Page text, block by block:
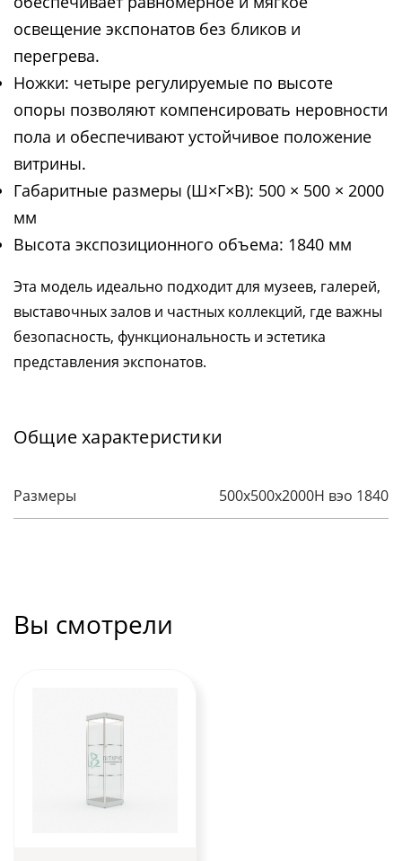
освещение экспонатов без бликов и
перегрева.
Ножки: четыре регулируемые по высоте
опоры позволяют компенсировать неровности
пола и обеспечивают устойчивое положение
витрины.
Габаритные размеры (Ш×Г×В): 500 × 500 × 2000
мм
Высота экспозиционного объема: 1840 мм
Эта модель идеально подходит для музеев, галерей,
выставочных залов и частных коллекций, где важны
безопасность, функциональность и эстетика
представления экспонатов.
Общие характеристики
Размеры 500х500х2000H вэо 1840
Вы смотрели